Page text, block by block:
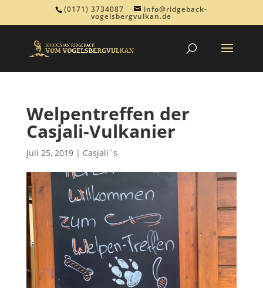
(0171) 3734087 info@ridgeback-
vogelsbergvulkan.de
Welpentreffen der
Casjali-Vulkanier
Juli 25, 2019| Casjali´s